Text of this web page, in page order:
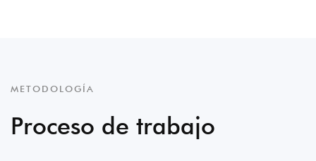
METODOLOGÍA
Proceso de trabajo